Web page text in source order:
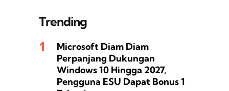
Trending
Microsoft Diam Diam
Perpanjang Dukungan
Windows 10 Hingga 2027,
Pengguna ESU Dapat Bonus 1